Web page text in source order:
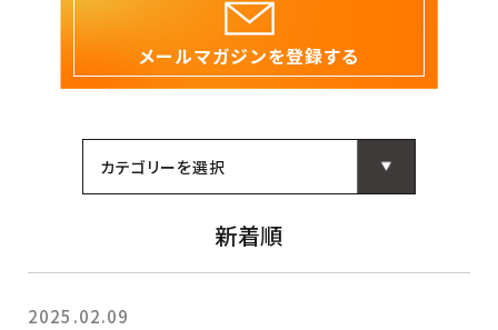
メールマガジンを登録する
カテゴリーを選択
新着順
2025.02.09